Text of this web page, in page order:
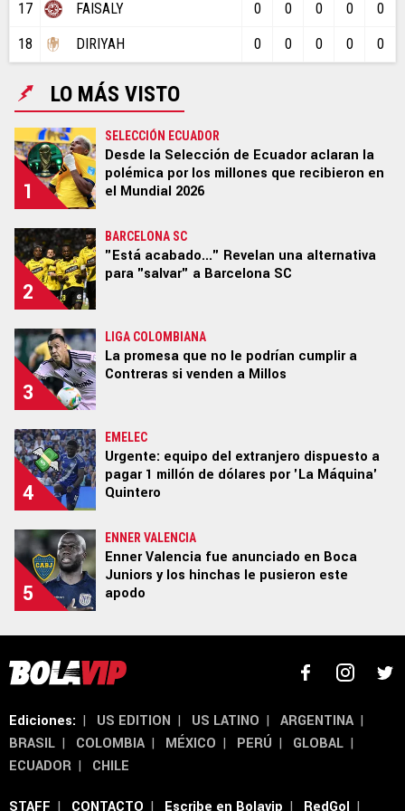
Términos y Condiciones
Políticas de Privacidad
Ad Choices
Un producto de Futbol Sites.
Todos los derechos reservados.
17 FAISALY 0 0 0 0 0
18 DIRIYAH 0 0 0 0 0
LO MÁS VISTO
1
SELECCIÓN ECUADOR
Desde la Selección de Ecuador aclaran la
polémica por los millones que recibieron en
el Mundial 2026
2
BARCELONA SC
"Está acabado..." Revelan una alternativa
para "salvar" a Barcelona SC
3
LIGA COLOMBIANA
La promesa que no le podrían cumplir a
Contreras si venden a Millos
4
EMELEC
Urgente: equipo del extranjero dispuesto a
pagar 1 millón de dólares por 'La Máquina'
Quintero
5
ENNER VALENCIA
Enner Valencia fue anunciado en Boca
Juniors y los hinchas le pusieron este
apodo
Ediciones: | US EDITION | US LATINO | ARGENTINA |
BRASIL | COLOMBIA | MÉXICO | PERÚ | GLOBAL |
ECUADOR | CHILE
STAFF | CONTACTO | Escribe en Bolavip | RedGol |